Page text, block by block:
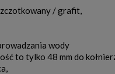
/ grafit,
wody
to tylko 48 mm do